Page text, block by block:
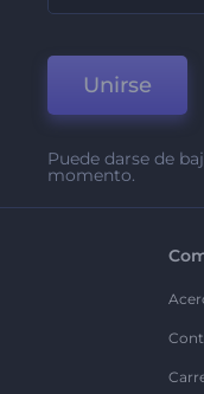
Unirse
Puede darse de
momento.